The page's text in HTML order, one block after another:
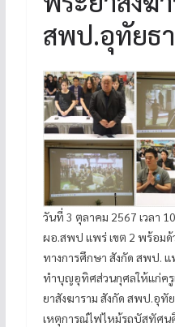
สพป.อุทัยธ
วันที่ 3 ตุลาคม 2567 เวลา
ผอ.สพป แพร่ เขต 2 พร้อมด้
ทางการศึกษา สังกัด สพป. แ
ทำบุญอุทิศส่วนกุศลให้แก่ครูแ
ยาสังฆาราม สังกัด สพป.อุทั
เหตุการณ์ไฟไหม้รถบัสทัศน